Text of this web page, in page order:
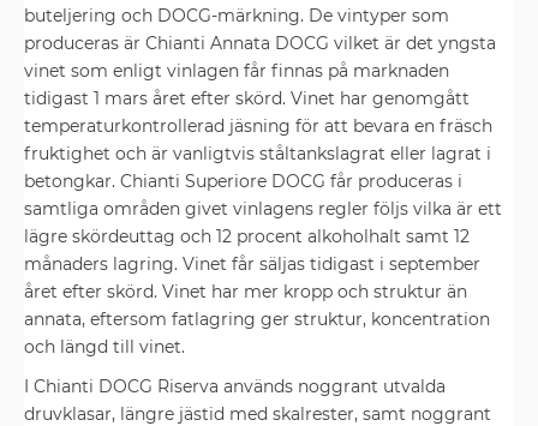
buteljering och DOCG-märkning. De vintyper som
produceras är Chianti Annata DOCG vilket är det yngsta
vinet som enligt vinlagen får finnas på marknaden
tidigast 1 mars året efter skörd. Vinet har genomgått
temperaturkontrollerad jäsning för att bevara en fräsch
fruktighet och är vanligtvis ståltankslagrat eller lagrat i
betongkar. Chianti Superiore DOCG får produceras i
samtliga områden givet vinlagens regler följs vilka är ett
lägre skördeuttag och 12 procent alkoholhalt samt 12
månaders lagring. Vinet får säljas tidigast i september
året efter skörd. Vinet har mer kropp och struktur än
annata, eftersom fatlagring ger struktur, koncentration
och längd till vinet.
I Chianti DOCG Riserva används noggrant utvalda
druvklasar, längre jästid med skalrester, samt noggrant